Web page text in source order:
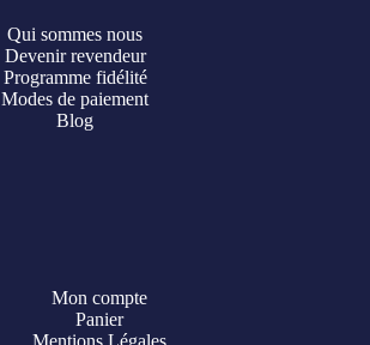
Qui sommes nous
Devenir revendeur
Programme fidélité
Modes de paiement
Blog
Mon compte
Panier
Mentions Légales